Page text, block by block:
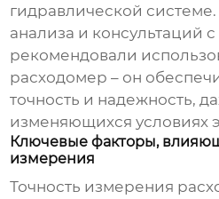
гидравлической
анализа и консультаций
рекомендовали
расходомер – он
точность и надежность,
изменяющихся условиях
Ключевые факторы,
измерения
Точность измерения